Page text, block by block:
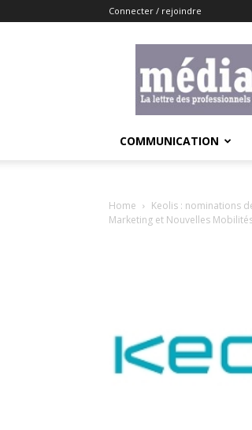
Connecter / rejoindre
COMMUNICATION
Home
Keolis : nominations
Marketing et Nouvelles